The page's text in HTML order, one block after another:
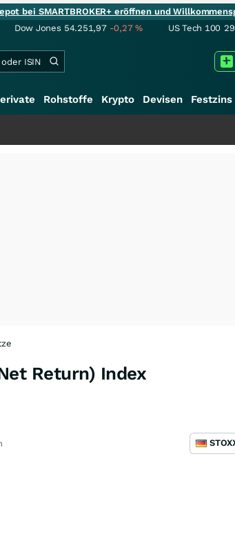
bei SMARTBROKER+ eröffnen und
Dow Jones 54.251,97 -0,27% US Tech 100
Rohstoffe Krypto Devisen Festzins
Return) Index